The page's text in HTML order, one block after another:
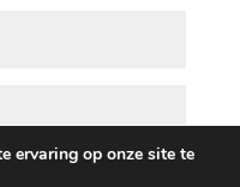
ervaring op onze site te